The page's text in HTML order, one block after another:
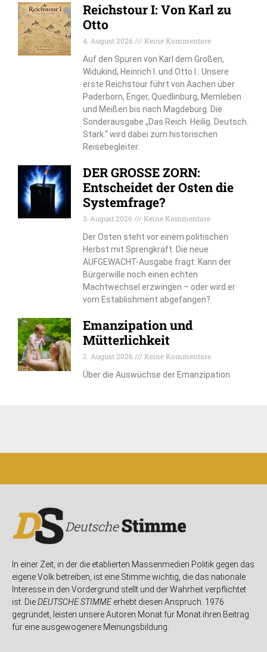
Reichstour I: Von Karl zu
Otto
4. August 2026
Keine Kommentare
Auf den Spuren von Karl dem Großen,
Widukind, Heinrich I. und Otto I.: Unsere
erste Reichstour führt von Aachen über
Paderborn, Enger, Quedlinburg, Memleben
und Meißen bis nach Magdeburg. Die
Sonderausgabe „Das Reich. Heilig. Deutsch.
Stark.“ wird dabei zum historischen
Reisebegleiter.
DER GROSSE ZORN:
Entscheidet der Osten die
Systemfrage?
3. August 2026
Keine Kommentare
Der Osten steht vor einem politischen
Herbst mit Sprengkraft. Die neue
AUFGEWACHT-Ausgabe fragt: Kann der
Bürgerwille noch einen echten
Machtwechsel erzwingen – oder wird er
vom Establishment abgefangen?
Emanzipation und
Mütterlichkeit
2. August 2026
Keine Kommentare
Über die Auswüchse der Emanzipation
In einer Zeit, in der die etablierten Massenmedien Politik gegen das
eigene Volk betreiben, ist eine Stimme wichtig, die das nationale
Interesse in den Vordergrund stellt und der Wahrheit verpflichtet
ist. DieDEUTSCHE STIMMEerhebt diesen Anspruch. 1976
gegründet, leisten unsere Autoren Monat für Monat ihren Beitrag
für eine ausgewogenere Meinungsbildung.